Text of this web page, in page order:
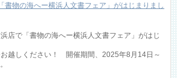
書物の海へー横浜人文書フェア」がはじまりまし
店で「書物の海へー横浜人文書フェア」がはじ
お越しください！ 開催期間、2025年8月14日～